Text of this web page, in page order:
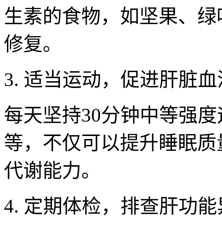
生素的食物，如坚果、
修复。
3. 适当运动，促进肝脏血
每天坚持30分钟中等强
等，不仅可以提升睡眠
代谢能力。
4. 定期体检，排查肝功